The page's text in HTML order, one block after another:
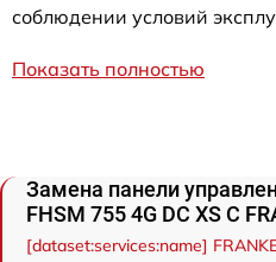
соблюдении условий
Показать полностью
Замена панели
FHSM 755 4G DC XS C
[dataset:services:name]